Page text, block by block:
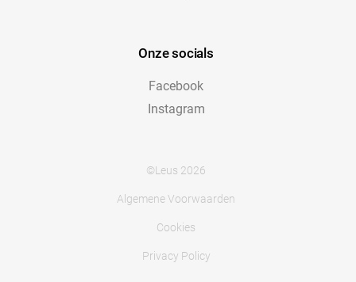
Onze socials
Facebook
Instagram
©Leus 2026
Algemene Voorwaarden
Cookies
Privacy Policy